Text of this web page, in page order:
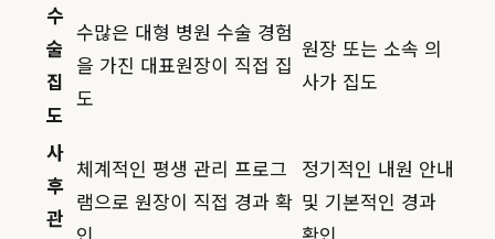
수
술
집
도
수많은 대형 병원 수술 경험
을 가진 대표원장이 직접 집
도
원장 또는 소속 의
사가 집도
사
후
관
체계적인 평생 관리 프로그
램으로 원장이 직접 경과 확
정기적인 내원 안내
및 기본적인 경과